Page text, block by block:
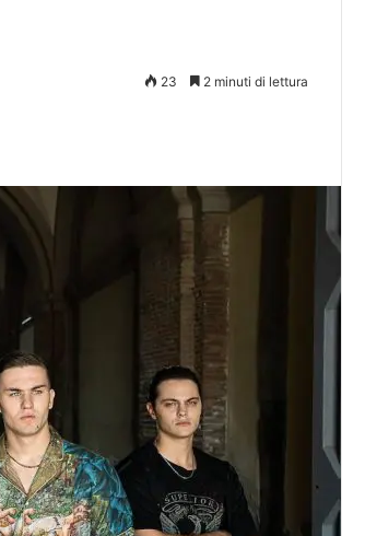
23 2 minuti di lettura